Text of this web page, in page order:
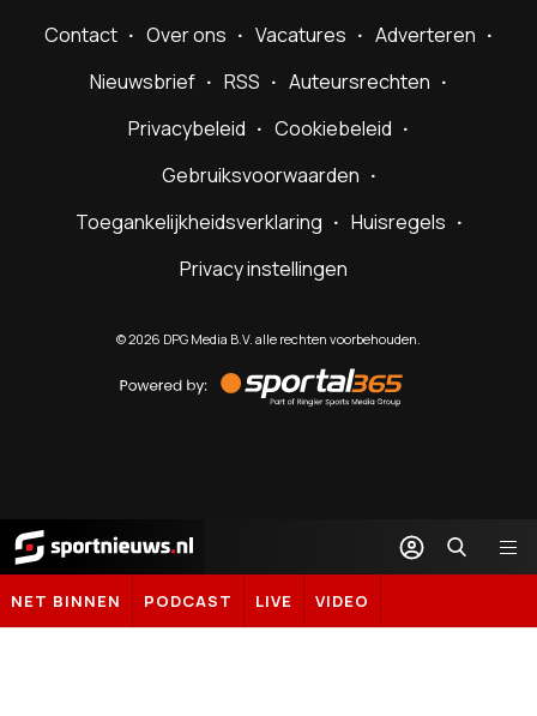
Contact Over ons Vacatures
Adverteren
Nieuwsbrief
RSS
Auteursrechten
Privacybeleid
Cookiebeleid
Gebruiksvoorwaarden
Toegankelijkheidsverklaring
Huisregels
Privacy instellingen
©2026 DPG Media B.V. alle rechten voorbehouden.
by
Sportal365
Sportnieuws.nl
NET BINNEN PODCAST LIVE VIDEO